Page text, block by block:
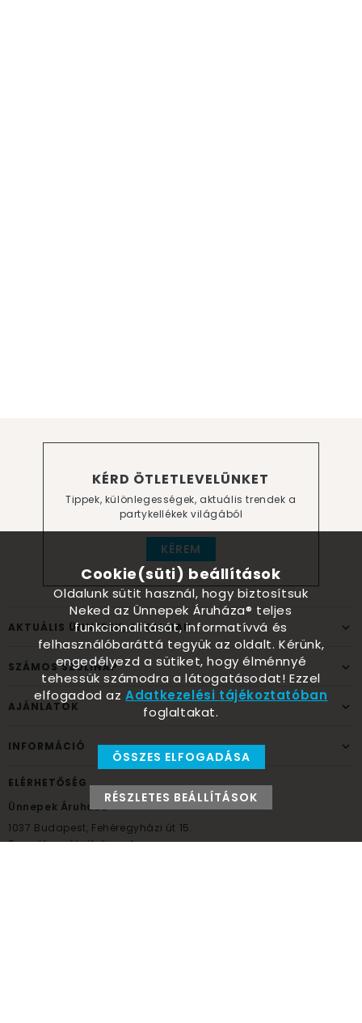
KÉRD ÖTLETLEVELÜNKET
Tippek, különlegességek, aktuális trendek a
partykellékek világából
KÉREM
AKTUÁLIS ÜNNEPEK, ALKALMAK
SZÁMOS SZÜLINAP
AJÁNLATOK
INFORMÁCIÓ
ELÉRHETŐSÉG
Ünnepek Áruháza
1037 Budapest, Fehéregyházi út 15.
Személyes átvételi pont
Cookie(süti) beállítások
Oldalunk sütit használ, hogy biztosítsuk
Neked az Ünnepek Áruháza® teljes
funkcionalitását, informatívvá és
felhasználóbaráttá tegyük az oldalt. Kérünk,
engedélyezd a sütiket, hogy élménnyé
tehessük számodra a látogatásodat! Ezzel
elfogadod azAdatkezelési tájékoztatóban
foglaltakat.
ÖSSZES ELFOGADÁSA
RÉSZLETES BEÁLLÍTÁSOK